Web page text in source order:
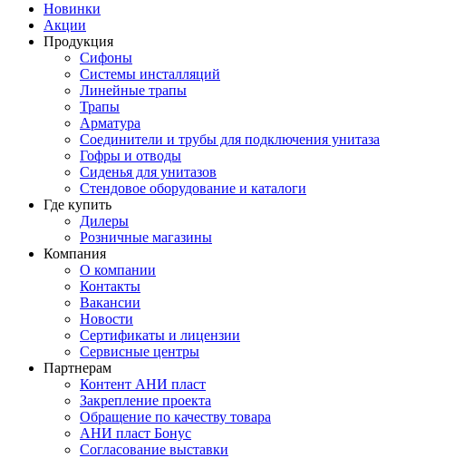
Новинки
Акции
Продукция
Сифоны
Системы инсталляций
Линейные трапы
Трапы
Арматура
Соединители и трубы для подключения унитаза
Гофры и отводы
Сиденья для унитазов
Стендовое оборудование и каталоги
Где купить
Дилеры
Розничные магазины
Компания
О компании
Контакты
Вакансии
Новости
Сертификаты и лицензии
Сервисные центры
Партнерам
Контент АНИ пласт
Закрепление проекта
Обращение по качеству товара
АНИ пласт Бонус
Согласование выставки